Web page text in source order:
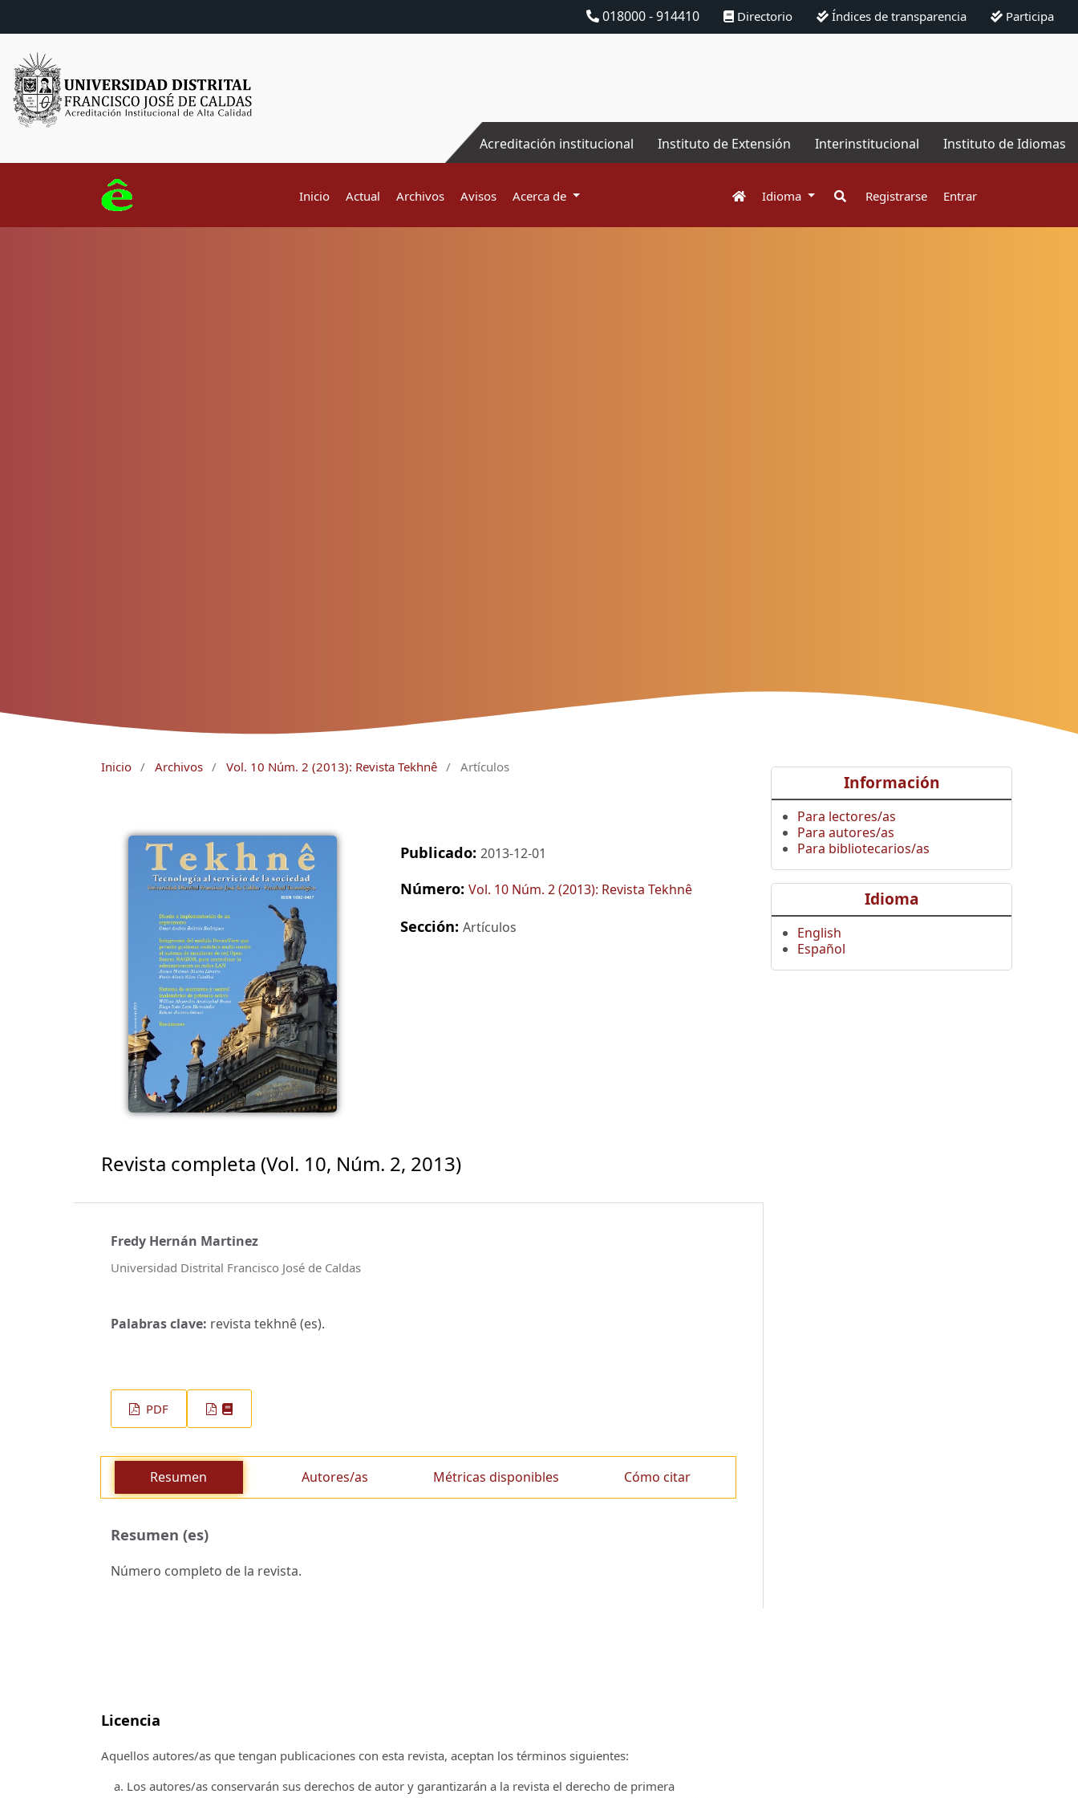
018000 - 914410 Directorio Índices de transparencia Participa
Acreditación institucional Instituto de Extensión Interinstitucional Instituto de Idiomas
Inicio Actual Archivos Avisos Acerca de Idioma Registrarse Entrar
Inicio / Archivos / Vol. 10 Núm. 2 (2013): Revista Tekhnê / Artículos
Publicado: 2013-12-01
Número: Vol. 10 Núm. 2 (2013): Revista Tekhnê
Sección: Artículos
Revista completa (Vol. 10, Núm. 2, 2013)
Fredy Hernán Martinez
Universidad Distrital Francisco José de Caldas
Palabras clave: revista tekhnê (es).
PDF
Resumen Autores/as Métricas disponibles Cómo citar
Resumen (es)
Número completo de la revista.
Licencia
Aquellos autores/as que tengan publicaciones con esta revista, aceptan los términos siguientes:
Los autores/as conservarán sus derechos de autor y garantizarán a la revista el derecho de primera
Información
Para lectores/as
Para autores/as
Para bibliotecarios/as
Idioma
English
Español